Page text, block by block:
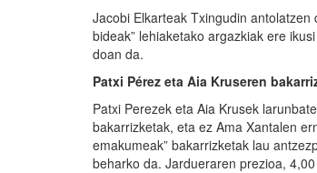
Jacobi Elkarteak Txingudin antolatzen
bideak” lehiaketako argazkiak ere
doan da.
Patxi Pérez eta Aia Kruseren
Patxi Perezek eta Aia Krusek
bakarrizketak, eta ez Ama Xantalen
emakumeak” bakarrizketak lau
beharko da. Jardueraren prezioa,